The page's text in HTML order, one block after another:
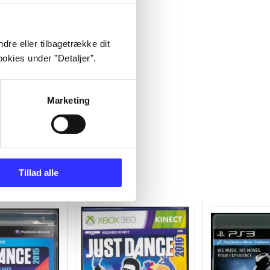
eller tilbagetrække dit
under ”Detaljer”.
Marketing
Tillad alle